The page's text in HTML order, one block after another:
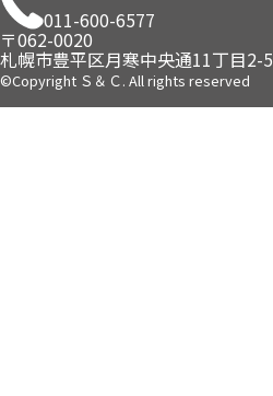
011-600-6577
〒062-0020
札幌市豊平区月寒中央通11丁目2-5
©Copyright Ｓ＆Ｃ. All rights reserved